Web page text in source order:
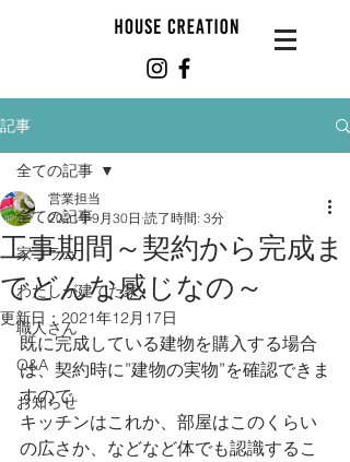
記事
全ての記事
家コラム
わたしが建てた家
職人さん
Q&A
お知らせ
全ての記事
工事期間～契約から完成ま
でどんな感じなの～
営業担当
2021年9月30日 読了時間: 3分
更新日： 2021年12月17日
既に完成している建物を購入する場合
は、契約時に”建物の実物”を確認できま
すので
キッチンはこれか、部屋はこのくらい
の広さか、などなど体でも認識するこ